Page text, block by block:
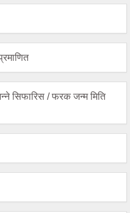
सिफारिस / फरक जन्म मिति